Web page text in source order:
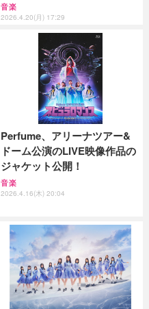
音楽
2026.4.20(月) 17:29
Perfume、アリーナツアー&
ドーム公演のLIVE映像作品の
ジャケット公開！
音楽
2026.4.16(木) 20:04